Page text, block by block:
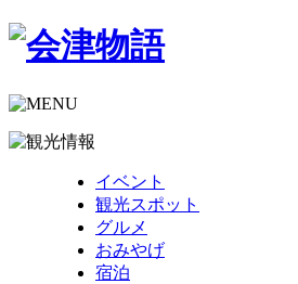
イベント
観光スポット
グルメ
おみやげ
宿泊